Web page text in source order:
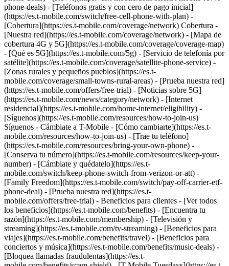
phone-deals) - [Teléfonos gratis y con cero de pago inicial]
(https://es.t-mobile.com/switch/free-cell-phone-with-plan) -
[Cobertura](https://es.t-mobile.com/coverage/network) Cobertura -
[Nuestra red](https://es.t-mobile.com/coverage/network) - [Mapa de
cobertura 4G y 5G](https://es.t-mobile.com/coverage/coverage-map)
- [Qué es 5G](https://es.t-mobile.com/5g) - [Servicio de telefonía por
satélite](https://es.t-mobile.com/coverage/satellite-phone-service) -
[Zonas rurales y pequeños pueblos](https://es.t-
mobile.com/coverage/small-towns-rural-areas) - [Prueba nuestra red]
(https://es.t-mobile.com/offers/free-trial) - [Noticias sobre 5G]
(https://es.t-mobile.com/news/category/network) - [Internet
residencial](https://es.t-mobile.com/home-internet/eligibility) -
[Síguenos](https://es.t-mobile.com/resources/how-to-join-us)
Síguenos - Cámbiate a T-Mobile - [Cómo cambiarte](https://es.t-
mobile.com/resources/how-to-join-us) - [Trae tu teléfono]
(https://es.t-mobile.com/resources/bring-your-own-phone) -
[Conserva tu número](https://es.t-mobile.com/resources/keep-your-
number) - [Cámbiate y quédatelo](https://es.t-
mobile.com/switch/keep-phone-switch-from-verizon-or-att) -
[Family Freedom](https://es.t-mobile.com/switch/pay-off-carrier-etf-
phone-deal) - [Prueba nuestra red](https://es.t-
mobile.com/offers/free-trial) - Beneficios para clientes - [Ver todos
los beneficios](https://es.t-mobile.com/benefits) - [Encuentra tu
razón](https://es.t-mobile.com/membership) - [Televisión y
streaming](https://es.t-mobile.com/tv-streaming) - [Beneficios para
viajes](https://es.t-mobile.com/benefits/travel) - [Beneficios para
conciertos y música](https://es.t-mobile.com/benefits/music-deals) -
[Bloquea llamadas fraudulentas](https://es.t-